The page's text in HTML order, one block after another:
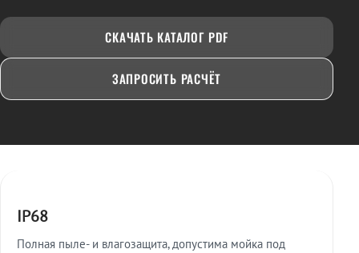
СКАЧАТЬ КАТАЛОГ PDF
ЗАПРОСИТЬ РАСЧЁТ
IP68
Полная пыле- и влагозащита, допустима мойка под